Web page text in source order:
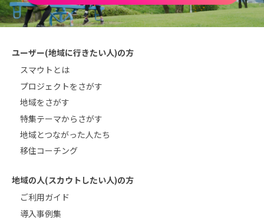
ユーザー(地域に行きたい人)の方
スマウトとは
プロジェクトをさがす
地域をさがす
特集テーマからさがす
地域とつながった人たち
移住コーチング
地域の人(スカウトしたい人)の方
ご利用ガイド
導入事例集